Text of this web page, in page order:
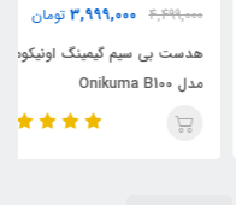
4,499,000
3,999,000 تومان
هدست بی سیم گیمینگ اونیکوما